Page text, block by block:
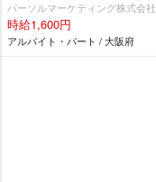
パーソルマーケティング株式会社
時給1,600円
アルバイト・パート / 大阪府